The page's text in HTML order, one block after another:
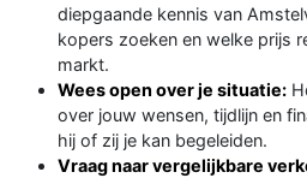
diepgaande kennis van
kopers zoeken en welke prijs
markt.
Wees open over je situatie:
over jouw wensen, tijdlijn en
hij of zij je kan begeleiden.
Vraag naar vergelijkbare